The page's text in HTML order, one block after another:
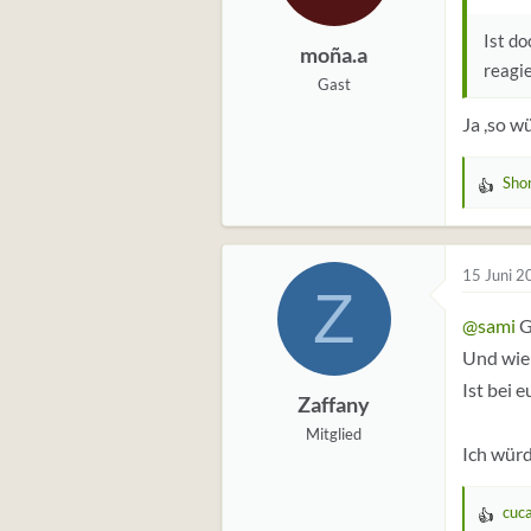
moña.a
Gast
Ist
Ja ,so
W
r
t
u
n
n
Z
Zaffany
Mitglied
15 Juni
@sami
Und
Ist bei
Ich
W